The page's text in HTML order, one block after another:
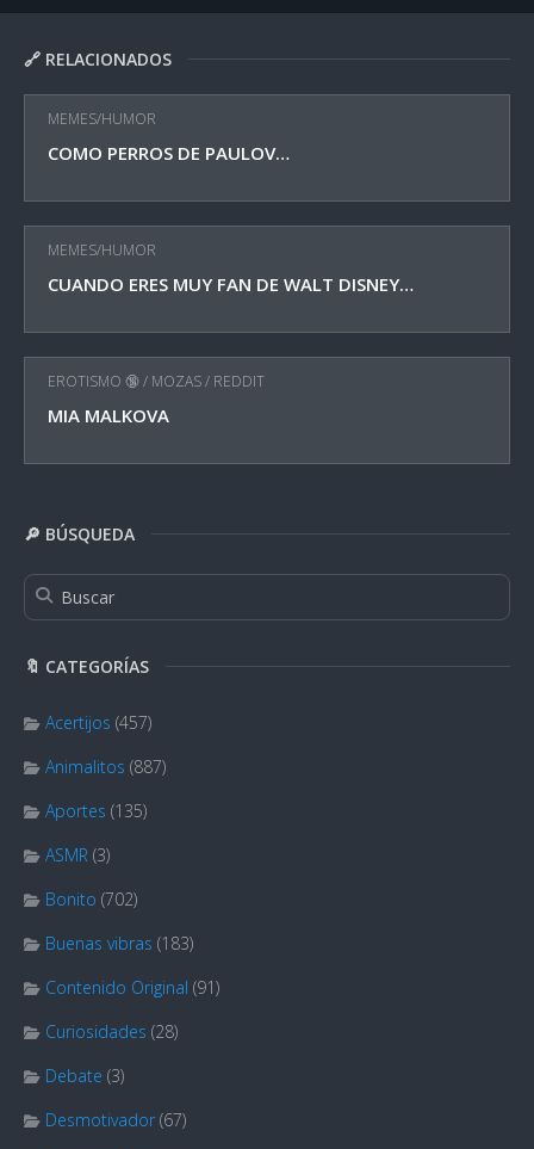
🔗 RELACIONADOS
MEMES/HUMOR
COMO PERROS DE PAULOV…
MEMES/HUMOR
CUANDO ERES MUY FAN DE WALT DISNEY…
EROTISMO 🔞/ MOZAS/ REDDIT
MIA MALKOVA
🔎 BÚSQUEDA
🔖 CATEGORÍAS
Acertijos (457)
Animalitos (887)
Aportes (135)
ASMR (3)
Bonito (702)
Buenas vibras (183)
Contenido Original (91)
Curiosidades (28)
Debate (3)
Desmotivador (67)